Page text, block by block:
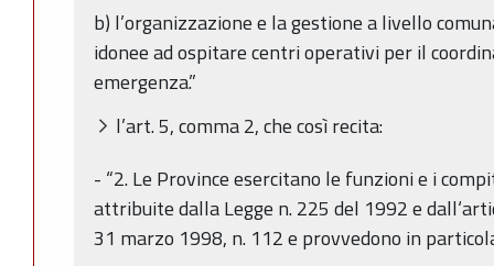
b) l’organizzazione e la gestione a livello
idonee ad ospitare centri operativi per il
emergenza.”
l’art. 5, comma 2, che così recita:
- “2. Le Province esercitano le funzioni e i
attribuite dalla Legge n. 225 del 1992 e
31 marzo 1998, n. 112 e provvedono in